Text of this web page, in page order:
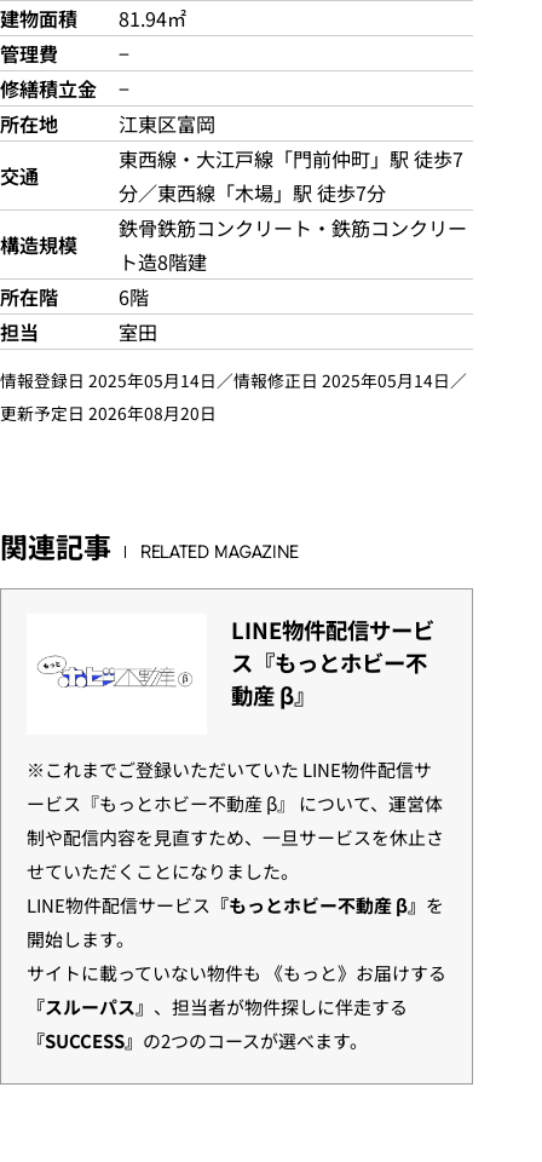
建物面積
81.94㎡
管理費
−
修繕積立金
−
所在地
江東区富岡
交通
東西線・大江戸線「門前仲町」駅 徒歩7
分／東西線「木場」駅 徒歩7分
構造規模
鉄骨鉄筋コンクリート・鉄筋コンクリー
ト造8階建
所在階
6階
担当
室田
情報登録日 2025年05月14日／情報修正日 2025年05月14日／
更新予定日 2026年08月20日
関連記事 RELATED MAGAZINE
LINE物件配信サービ
ス『もっとホビー不
動産 β』
※これまでご登録いただいていた LINE物件配信サ
ービス『もっとホビー不動産 β』 について、運営体
制や配信内容を見直すため、一旦サービスを休止さ
せていただくことになりました。
LINE物件配信サービス 『もっとホビー不動産 β』 を
開始します。
サイトに載っていない物件も 《もっと》お届けする
『スルーパス』 、担当者が物件探しに伴走する
『SUCCESS』 の2つのコースが選べます。